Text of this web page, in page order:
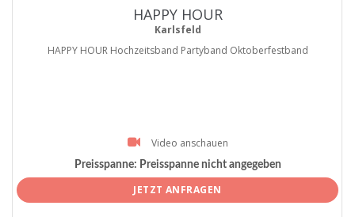
HAPPY HOUR
Karlsfeld
HAPPY HOUR Hochzeitsband Partyband Oktoberfestband
Video anschauen
Preisspanne: Preisspanne nicht angegeben
JETZT ANFRAGEN